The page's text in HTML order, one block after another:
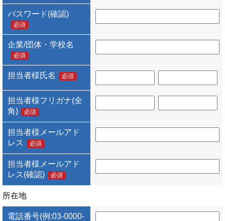
パスワード(確認)
必須
企業/団体・学校名
必須
担当者様氏名 必須
担当者様フリガナ(全
角)
必須
担当者様メールアド
レス
必須
担当者様メールアド
レス(確認)
必須
所在地
電話番号(例:03-0000-